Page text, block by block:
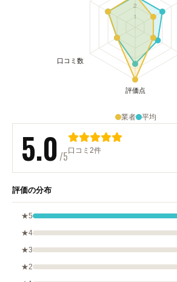
業者 平均
5.0/5口コミ2件
評価の分布
★5
★4
★3
★2